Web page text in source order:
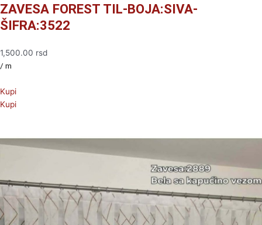
ZAVESA FOREST TIL-BOJA:SIVA-
ŠIFRA:3522
1,500.00 rsd
/ m
Kupi
Kupi